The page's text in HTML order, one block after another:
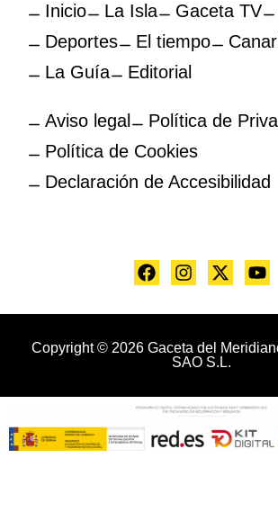
Inicio La Isla Gaceta TV
Deportes
El tiempo
La Guía
Editorial
Aviso legal
Política de
Política de Cookies
Declaración de Accesibilidad
Copyright © 2026 Gaceta del
SAO S.L.